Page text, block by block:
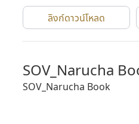
ลิงก์ดาวน์โหลด
SOV_Narucha
SOV_Narucha Book